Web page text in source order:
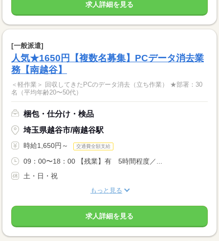
求人詳細を見る
[一般派遣]
人気★1650円【複数名募集】PCデータ消去業
務【南越谷】
＜軽作業＞ 回収してきたPCのデータ消去（立ち作業） ★部署：30
名（平均年齢20〜50代）
梱包・仕分け・検品
埼玉県越谷市/南越谷駅
時給1,650円～ 交通費全額支給
09：00〜18：00 【残業】有 5時間程度／...
土・日・祝
もっと見る
求人詳細を見る